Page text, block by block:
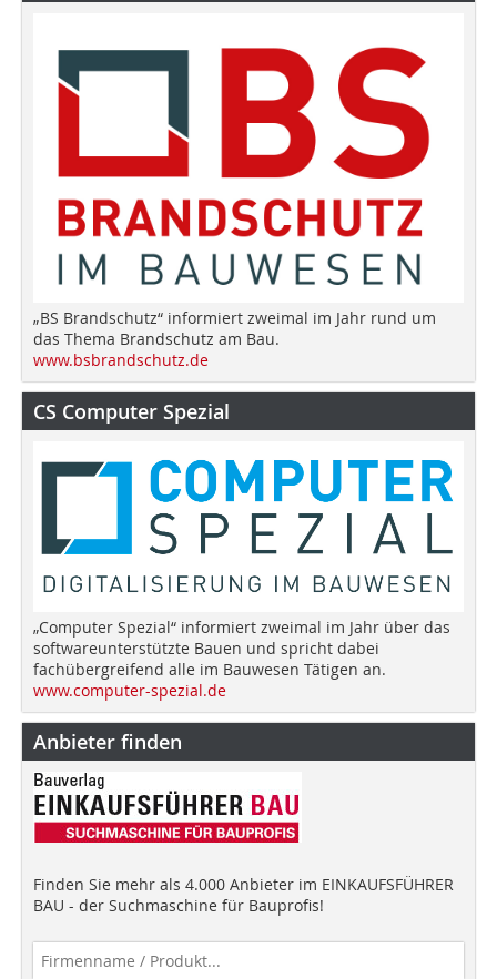
„BS Brandschutz“ informiert zweimal im Jahr rund um
das Thema Brandschutz am Bau.
www.bsbrandschutz.de
CS Computer Spezial
„Computer Spezial“ informiert zweimal im Jahr über das
softwareunterstützte Bauen und spricht dabei
fachübergreifend alle im Bauwesen Tätigen an.
www.computer-spezial.de
Anbieter finden
Finden Sie mehr als 4.000 Anbieter im EINKAUFSFÜHRER
BAU - der Suchmaschine für Bauprofis!